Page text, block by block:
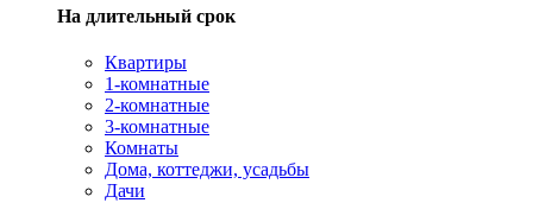
На длительный срок
Квартиры
1-комнатные
2-комнатные
3-комнатные
Комнаты
Дома, коттеджи, усадьбы
Дачи